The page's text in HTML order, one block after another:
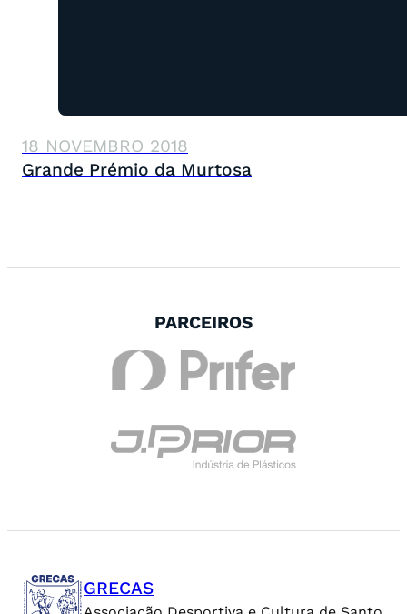
18 NOVEMBRO 2018
Grande Prémio da Murtosa
PARCEIROS
GRECAS